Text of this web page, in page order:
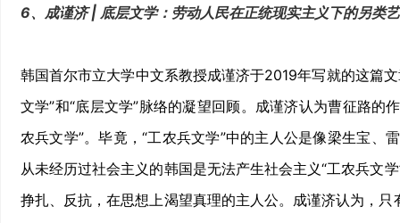
6、成谨济 | 底层文学：劳动人民在正统现实主义下的另类
韩国首尔市立大学中文系教授成谨济于2019年写就的这篇
文学”和“底层文学”脉络的凝望回顾。成谨济认为曹征路的
农兵文学”。毕竟，“工农兵文学”中的主人公是像梁生宝
从未经历过社会主义的韩国是无法产生社会主义“工农兵文
挣扎、反抗，在思想上渴望真理的主人公。成谨济认为，